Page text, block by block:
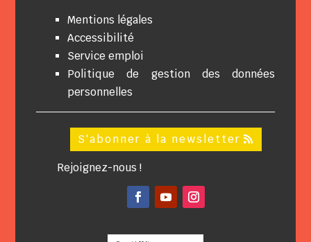
Mentions légales
Accessibilité
Service emploi
Politique de gestion des données
personnelles
S'abonner à la newsletter
Rejoignez-nous !